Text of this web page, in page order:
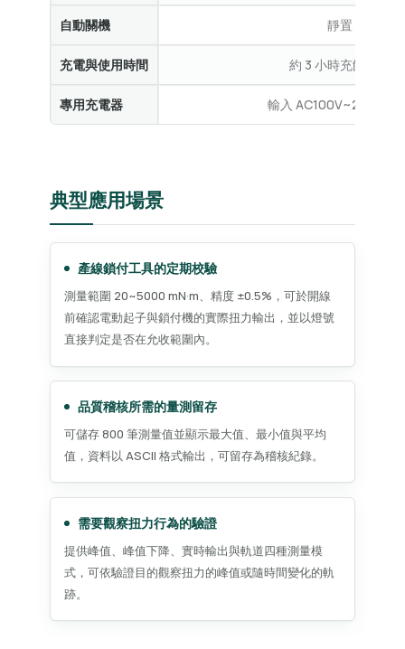
自動關機 靜置 10 分鐘
充電與使用時間 約 3 小時充飽，可
專用充電器 輸入 AC100V~240V
典型應用場景
產線鎖付工具的定期校驗
測量範圍 20~5000 mN·m、精度 ±0.5%，可於開線
前確認電動起子與鎖付機的實際扭力輸出，並以燈號
直接判定是否在允收範圍內。
品質稽核所需的量測留存
可儲存 800 筆測量值並顯示最大值、最小值與平均
值，資料以 ASCII 格式輸出，可留存為稽核紀錄。
需要觀察扭力行為的驗證
提供峰值、峰值下降、實時輸出與軌道四種測量模
式，可依驗證目的觀察扭力的峰值或隨時間變化的軌
跡。